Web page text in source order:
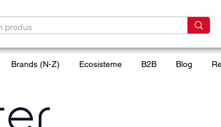
Brands (N-Z) Ecosisteme B2B Blog
Matter